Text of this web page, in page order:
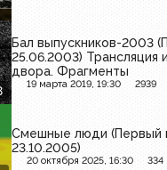
Бал выпускников-2003
25.06.2003) Трансляция
двора. Фрагменты
19 марта 2019, 19:30 2939
Смешные люди (Первый
23.10.2005)
20 октября 2025, 16:30 334